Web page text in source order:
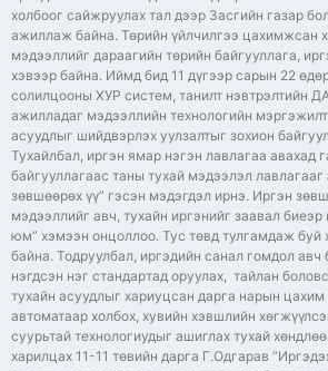
холбоог сайжруулах тал дээр Засгийн газар
ажиллаж байна. Төрийн үйлчилгээ цахимжсан
мэдээллийг дараагийн төрийн байгууллага,
хэвээр байна. Иймд бид 11 дүгээр сарын 22
солилцооны ХУР систем, танилт нэвтрэлтийн
ажилладаг мэдээллийн технологийн
асуудлыг шийдвэрлэх уулзалтыг зохион
Тухайлбал, иргэн ямар нэгэн лавлагаа авахад
байгууллагаас таны тухай мэдээлэл
зөвшөөрөх үү” гэсэн мэдэгдэл ирнэ. Иргэн
мэдээллийг авч, тухайн иргэнийг заавал биеэр
юм” хэмээн онцоллоо. Тус төвд тулгамдаж буй
байна. Тодруулбал, иргэдийн санал гомдол авч
нэгдсэн нэг стандартад оруулах, тайлан
тухайн асуудлыг хариуцсан дарга нарын
автоматаар холбох, хувийн хэвшлийн
суурьтай технологиудыг ашиглах тухай
харилцах 11-11 төвийн дарга Г.Одгарав